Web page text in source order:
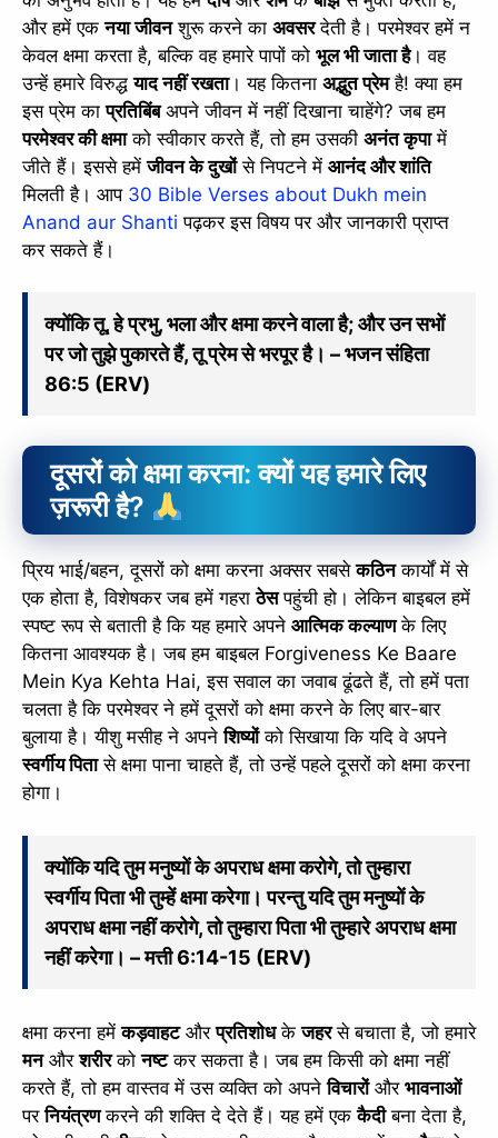
और हमें एकनया जीवनशुरू करने का अवसरदेती है। परमेश्वर हमें न
केवल क्षमा करता है, बल्कि वह हमारे पापों को भूल भी जाता है। वह
उन्हें हमारे विरुद्धयाद नहीं रखता। यह कितना अद्भुत प्रेमहै! क्या हम
इस प्रेम काप्रतिबिंबअपने जीवन में नहीं दिखाना चाहेंगे? जब हम
परमेश्वर की क्षमाको स्वीकार करते हैं, तो हम उसकी अनंत कृपामें
जीते हैं। इससे हमेंजीवन के दुखोंसे निपटने में आनंद और शांति
मिलती है। आप 30 Bible Verses about Dukh mein
Anand aur Shanti पढ़कर इस विषय पर और जानकारी प्राप्त
कर सकते हैं।
क्योंकि तू, हे प्रभु, भला और क्षमा करने वाला है; और उन सभों
पर जो तुझे पुकारते हैं, तू प्रेम से भरपूर है। – भजन संहिता
86:5 (ERV)
दूसरों को क्षमा करना: क्यों यह हमारे लिए
ज़रूरी है?
प्रिय भाई/बहन, दूसरों को क्षमा करना अक्सर सबसेकठिनकार्यों में से
एक होता है, विशेषकर जब हमें गहराठेसपहुंची हो। लेकिन बाइबल हमें
स्पष्ट रूप से बताती है कि यह हमारे अपने आत्मिक कल्याणके लिए
कितना आवश्यक है। जब हम बाइबल Forgiveness Ke Baare
Mein Kya Kehta Hai, इस सवाल का जवाब ढूंढते हैं, तो हमें पता
चलता है कि परमेश्वर ने हमें दूसरों को क्षमा करने के लिए बार-बार
बुलाया है। यीशु मसीह ने अपनेशिष्योंको सिखाया कि यदि वे अपने
स्वर्गीय पितासे क्षमा पाना चाहते हैं, तो उन्हें पहले दूसरों को क्षमा करना
होगा।
क्योंकि यदि तुम मनुष्यों के अपराध क्षमा करोगे, तो तुम्हारा
स्वर्गीय पिता भी तुम्हें क्षमा करेगा। परन्तु यदि तुम मनुष्यों के
अपराध क्षमा नहीं करोगे, तो तुम्हारा पिता भी तुम्हारे अपराध क्षमा
नहीं करेगा। – मत्ती 6:14-15 (ERV)
क्षमा करना हमेंकड़वाहटऔरप्रतिशोधकेजहरसे बचाता है, जो हमारे
मनऔरशरीरकोनष्टकर सकता है। जब हम किसी को क्षमा नहीं
करते हैं, तो हम वास्तव में उस व्यक्ति को अपनेविचारोंऔर भावनाओं
परनियंत्रणकरने की शक्ति दे देते हैं। यह हमें एककैदीबना देता है,